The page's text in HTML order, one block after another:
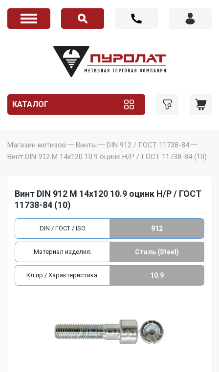
КАТАЛОГ
Магазин метизов Винты
DIN 912 / ГОСТ 11738-84
Винт DIN 912 M 14x120 10.9 оцинк Н/Р / ГОСТ 11738-84 (10)
Винт DIN 912 M 14x120 10.9 оцинк Н/Р / ГОСТ
11738-84 (10)
DIN / ГОСТ / ISO 912
Материал изделия: Сталь (Steel)
Кл.пр./ Характеристика: 10.9